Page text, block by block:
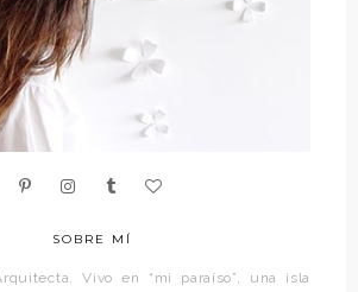
SOBRE MÍ
Vivo en “mi paraíso”, una isla